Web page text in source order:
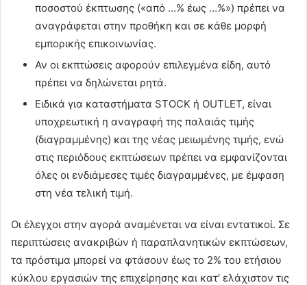
ποσοστού έκπτωσης («από …% έως …%») πρέπει να
αναγράφεται στην προθήκη και σε κάθε μορφή
εμπορικής επικοινωνίας.
Αν οι εκπτώσεις αφορούν επιλεγμένα είδη, αυτό
πρέπει να δηλώνεται ρητά.
Ειδικά για καταστήματα STOCK ή OUTLET, είναι
υποχρεωτική η αναγραφή της παλαιάς τιμής
(διαγραμμένης) και της νέας μειωμένης τιμής, ενώ
στις περιόδους εκπτώσεων πρέπει να εμφανίζονται
όλες οι ενδιάμεσες τιμές διαγραμμένες, με έμφαση
στη νέα τελική τιμή.
Οι έλεγχοι στην αγορά αναμένεται να είναι εντατικοί. Σε
περιπτώσεις ανακριβών ή παραπλανητικών εκπτώσεων,
τα πρόστιμα μπορεί να φτάσουν έως το 2% του ετήσιου
κύκλου εργασιών της επιχείρησης και κατ’ ελάχιστον τις